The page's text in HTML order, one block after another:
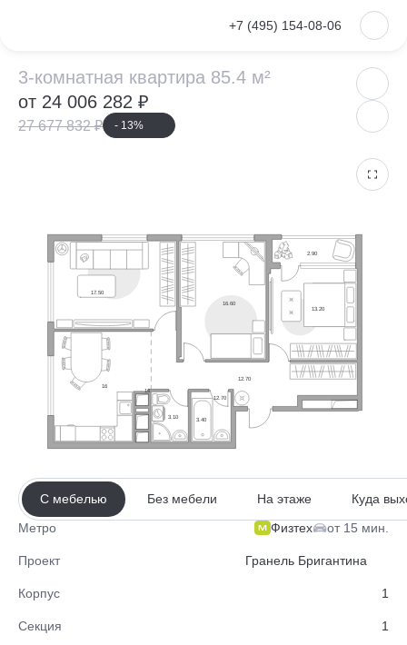
+7 (495) 154-08-06
3-комнатная
3-комнатная квартира 85.4 м²
от 24 006 282 ₽
27 677 832 ₽ - 13%
VKontakte
Метро Физтех от 15 мин.
Проект Гранель Бригантина
Корпус 1
Секция 1
16
12.70
3.10 3.40
12.70
16
17.50
16.60
13.20
2.90
С мебелью Без мебели На этаже Куда